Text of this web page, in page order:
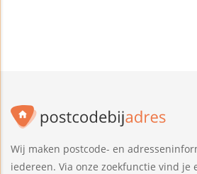
Wij maken postcode- en
iedereen. Via onze zoekfunctie vind je